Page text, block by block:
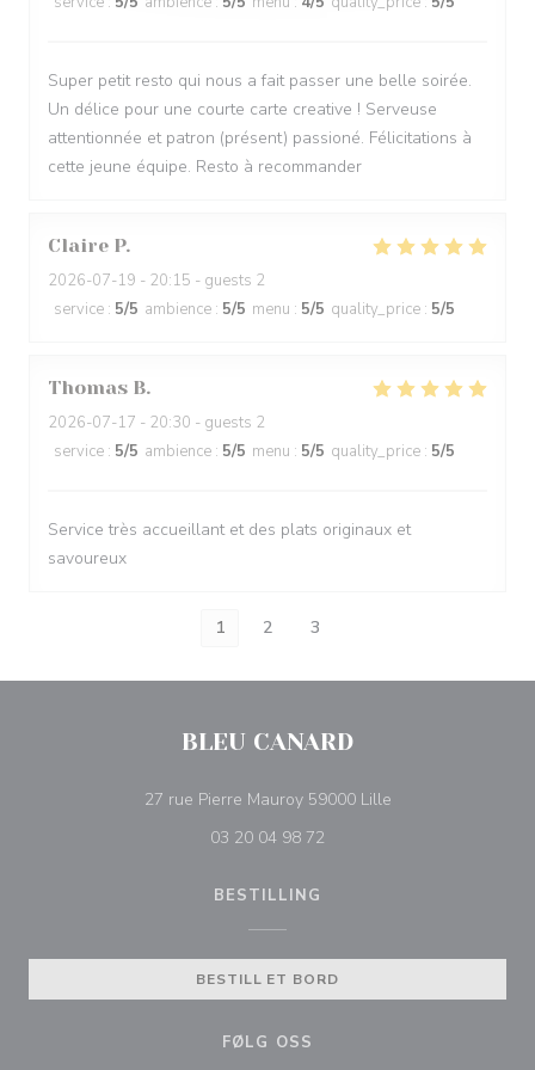
Super petit resto qui nous a fait passer une belle soirée.
Un délice pour une courte carte creative ! Serveuse
attentionnée et patron (présent) passioné. Félicitations à
cette jeune équipe. Resto à recommander
Claire P
2026-07-19 - 20:15 - guests 2
service : 5/5 ambience : 5/5 menu : 5/5 quality_price : 5/5
Thomas B
2026-07-17 - 20:30 - guests 2
service : 5/5 ambience : 5/5 menu : 5/5 quality_price : 5/5
Service très accueillant et des plats originaux et
savoureux
1 2 3
BLEU CANARD
27 rue Pierre Mauroy 59000 Lille((åpner i et nytt
03 20 04 98 72
BESTILLING
BESTILL ET BORD
FØLG OSS